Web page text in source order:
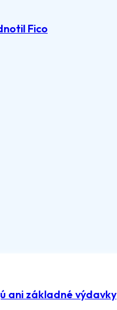
Fico
ani základné výdavky